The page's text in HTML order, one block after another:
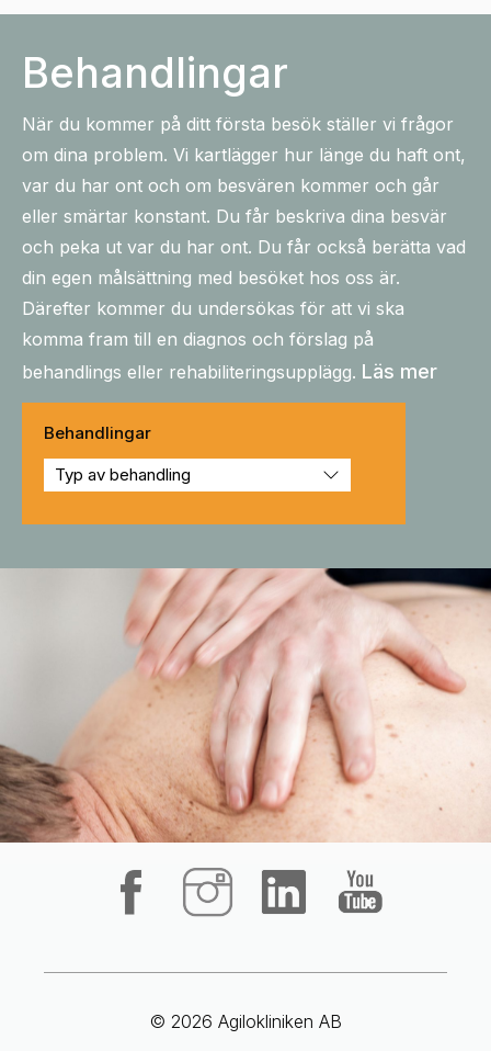
Behandlingar
När du kommer på ditt första besök ställer vi frågor
om dina problem. Vi kartlägger hur länge du haft ont,
var du har ont och om besvären kommer och går
eller smärtar konstant. Du får beskriva dina besvär
och peka ut var du har ont. Du får också berätta vad
din egen målsättning med besöket hos oss är.
Därefter kommer du undersökas för att vi ska
komma fram till en diagnos och förslag på
behandlings eller rehabiliteringsupplägg. Läs mer
Behandlingar
© 2026 Agilokliniken AB